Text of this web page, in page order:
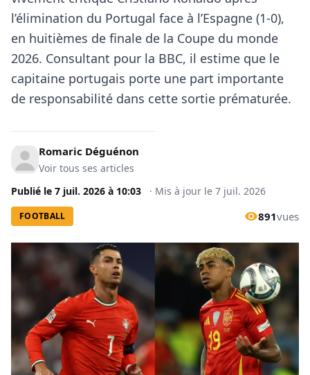
l’élimination du Portugal face à l’Espagne (1-0),
en huitièmes de finale de la Coupe du monde
2026. Consultant pour la BBC, il estime que le
capitaine portugais porte une part importante
de responsabilité dans cette sortie prématurée.
Romaric Déguénon
Voir tous ses articles
Publié le 7 juil. 2026 à 10:03 · Mis à jour le 7 juil. 2026
FOOTBALL 891vues